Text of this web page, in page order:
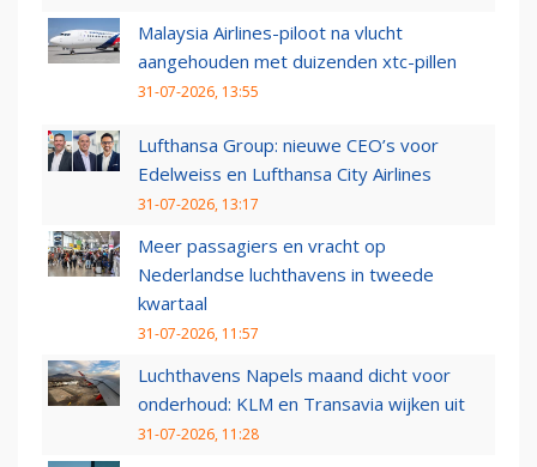
Malaysia Airlines-piloot na vlucht
aangehouden met duizenden xtc-pillen
31-07-2026, 13:55
Lufthansa Group: nieuwe CEO’s voor
Edelweiss en Lufthansa City Airlines
31-07-2026, 13:17
Meer passagiers en vracht op
Nederlandse luchthavens in tweede
kwartaal
31-07-2026, 11:57
Luchthavens Napels maand dicht voor
onderhoud: KLM en Transavia wijken uit
31-07-2026, 11:28